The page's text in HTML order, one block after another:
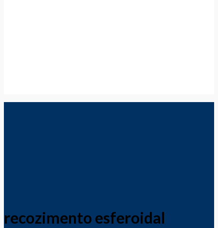
recozimento esferoidal